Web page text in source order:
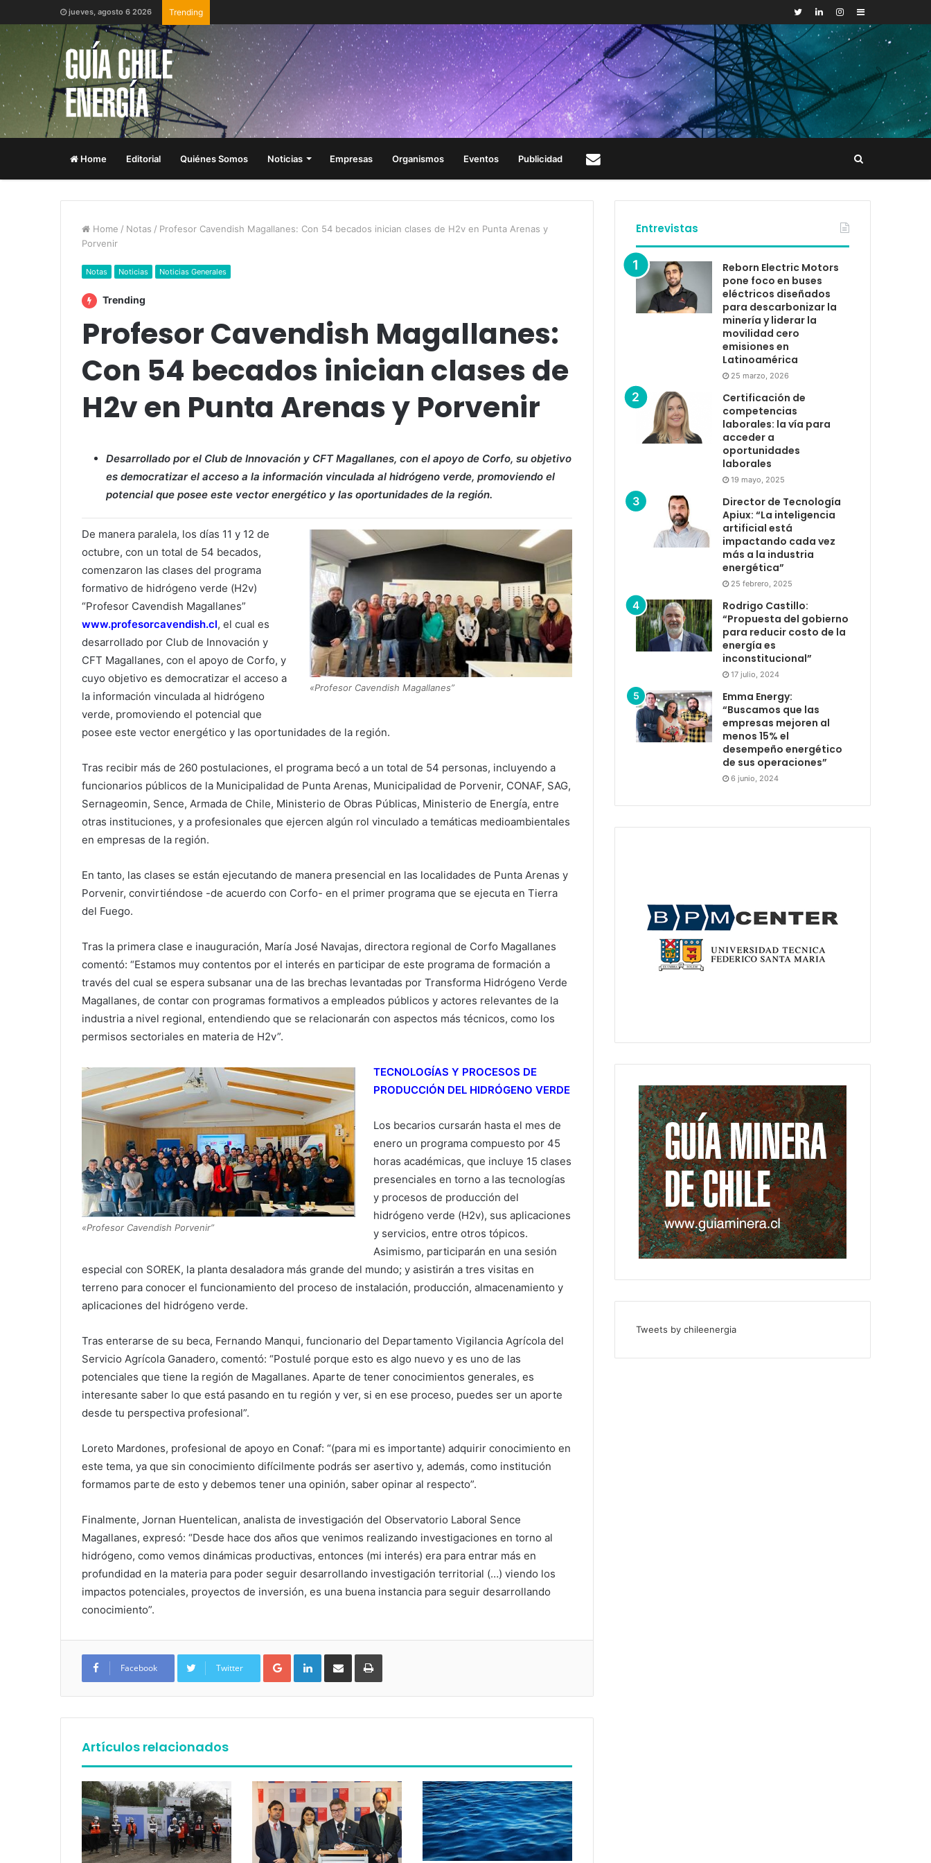
jueves, agosto 6 2026 Trending Sidebar
Home Editorial Quiénes Somos Noticias Empresas Organismos Eventos Publicidad
Home / Notas / Profesor Cavendish Magallanes: Con 54 becados inician clases de H2v en Punta Arenas y
Porvenir
Notas Noticias Noticias Generales
Trending
Profesor Cavendish Magallanes:
Con 54 becados inician clases de
H2v en Punta Arenas y Porvenir
Desarrollado por el Club de Innovación y CFT Magallanes, con el apoyo de Corfo, su objetivo
es democratizar el acceso a la información vinculada al hidrógeno verde, promoviendo el
potencial que posee este vector energético y las oportunidades de la región.
«Profesor Cavendish Magallanes”
De manera paralela, los días 11 y 12 de
octubre, con un total de 54 becados,
comenzaron las clases del programa
formativo de hidrógeno verde (H2v)
“Profesor Cavendish Magallanes”
www.profesorcavendish.cl, el cual es
desarrollado por Club de Innovación y
CFT Magallanes, con el apoyo de Corfo, y
cuyo objetivo es democratizar el acceso a
la información vinculada al hidrógeno
verde, promoviendo el potencial que
posee este vector energético y las oportunidades de la región.
Tras recibir más de 260 postulaciones, el programa becó a un total de 54 personas, incluyendo a
funcionarios públicos de la Municipalidad de Punta Arenas, Municipalidad de Porvenir, CONAF, SAG,
Sernageomin, Sence, Armada de Chile, Ministerio de Obras Públicas, Ministerio de Energía, entre
otras instituciones, y a profesionales que ejercen algún rol vinculado a temáticas medioambientales
en empresas de la región.
En tanto, las clases se están ejecutando de manera presencial en las localidades de Punta Arenas y
Porvenir, convirtiéndose -de acuerdo con Corfo- en el primer programa que se ejecuta en Tierra
del Fuego.
Tras la primera clase e inauguración, María José Navajas, directora regional de Corfo Magallanes
comentó: “Estamos muy contentos por el interés en participar de este programa de formación a
través del cual se espera subsanar una de las brechas levantadas por Transforma Hidrógeno Verde
Magallanes, de contar con programas formativos a empleados públicos y actores relevantes de la
industria a nivel regional, entendiendo que se relacionarán con aspectos más técnicos, como los
permisos sectoriales en materia de H2v”.
«Profesor Cavendish Porvenir”
TECNOLOGÍAS Y PROCESOS DE
PRODUCCIÓN DEL HIDRÓGENO VERDE
Los becarios cursarán hasta el mes de
enero un programa compuesto por 45
horas académicas, que incluye 15 clases
presenciales en torno a las tecnologías
y procesos de producción del
hidrógeno verde (H2v), sus aplicaciones
y servicios, entre otros tópicos.
Asimismo, participarán en una sesión
especial con SOREK, la planta desaladora más grande del mundo; y asistirán a tres visitas en
terreno para conocer el funcionamiento del proceso de instalación, producción, almacenamiento y
aplicaciones del hidrógeno verde.
Tras enterarse de su beca, Fernando Manqui, funcionario del Departamento Vigilancia Agrícola del
Servicio Agrícola Ganadero, comentó: “Postulé porque esto es algo nuevo y es uno de las
potenciales que tiene la región de Magallanes. Aparte de tener conocimientos generales, es
interesante saber lo que está pasando en tu región y ver, si en ese proceso, puedes ser un aporte
desde tu perspectiva profesional”.
Loreto Mardones, profesional de apoyo en Conaf: “(para mi es importante) adquirir conocimiento en
este tema, ya que sin conocimiento difícilmente podrás ser asertivo y, además, como institución
formamos parte de esto y debemos tener una opinión, saber opinar al respecto”.
Finalmente, Jornan Huentelican, analista de investigación del Observatorio Laboral Sence
Magallanes, expresó: “Desde hace dos años que venimos realizando investigaciones en torno al
hidrógeno, como vemos dinámicas productivas, entonces (mi interés) era para entrar más en
profundidad en la materia para poder seguir desarrollando investigación territorial (…) viendo los
impactos potenciales, proyectos de inversión, es una buena instancia para seguir desarrollando
conocimiento”.
Facebook Twitter
Google+ LinkedIn
Artículos relacionados
Entrevistas
Reborn Electric Motors
pone foco en buses
eléctricos diseñados
para descarbonizar la
minería y liderar la
movilidad cero
emisiones en
Latinoamérica
25 marzo, 2026
Certificación de
competencias
laborales: la vía para
acceder a
oportunidades
laborales
19 mayo, 2025
Director de Tecnología
Apiux: “La inteligencia
artificial está
impactando cada vez
más a la industria
energética”
25 febrero, 2025
Rodrigo Castillo:
“Propuesta del gobierno
para reducir costo de la
energía es
inconstitucional”
17 julio, 2024
Emma Energy:
“Buscamos que las
empresas mejoren al
menos 15% el
desempeño energético
de sus operaciones”
6 junio, 2024
Tweets by chileenergia